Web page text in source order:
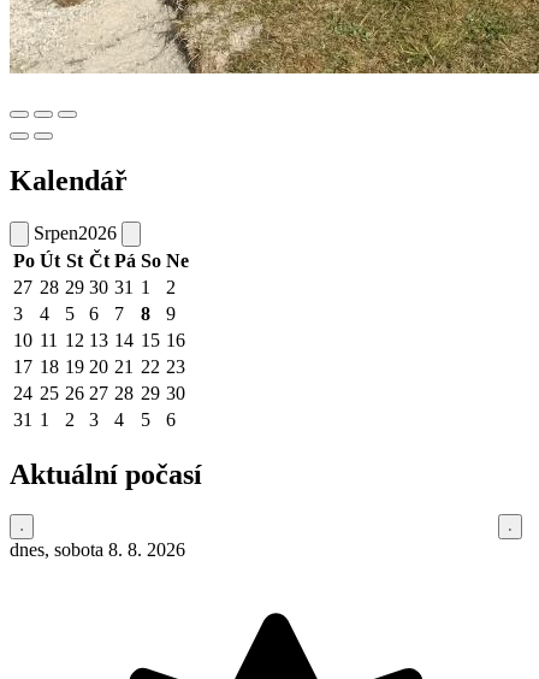
Kalendář
Srpen2026
Po Út St Čt Pá So Ne
27 28 29 30 31 1
2
3
4 5 6 7 8
9
10 11 12 13 14 15 16
17 18 19 20 21 22 23
24 25 26 27 28 29 30
31 1 2 3 4 5 6
Aktuální počasí
dnes, sobota 8. 8. 2026